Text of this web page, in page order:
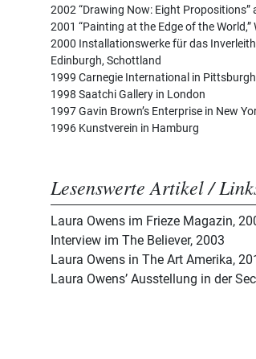
2002 “Drawing Now: Eight
2001 “Painting at the Edge of the
2000 Installationswerke für das
Edinburgh, Schottland
1999 Carnegie International in Pittsburgh
1998 Saatchi Gallery in London
1997 Gavin Brown’s Enterprise in New
1996 Kunstverein in Hamburg
Lesenswerte Artikel /
Laura Owens im Frieze Magazin,
Interview im The Believer, 2003
Laura Owens in The Art Amerika,
Laura Owens’ Ausstellung in der